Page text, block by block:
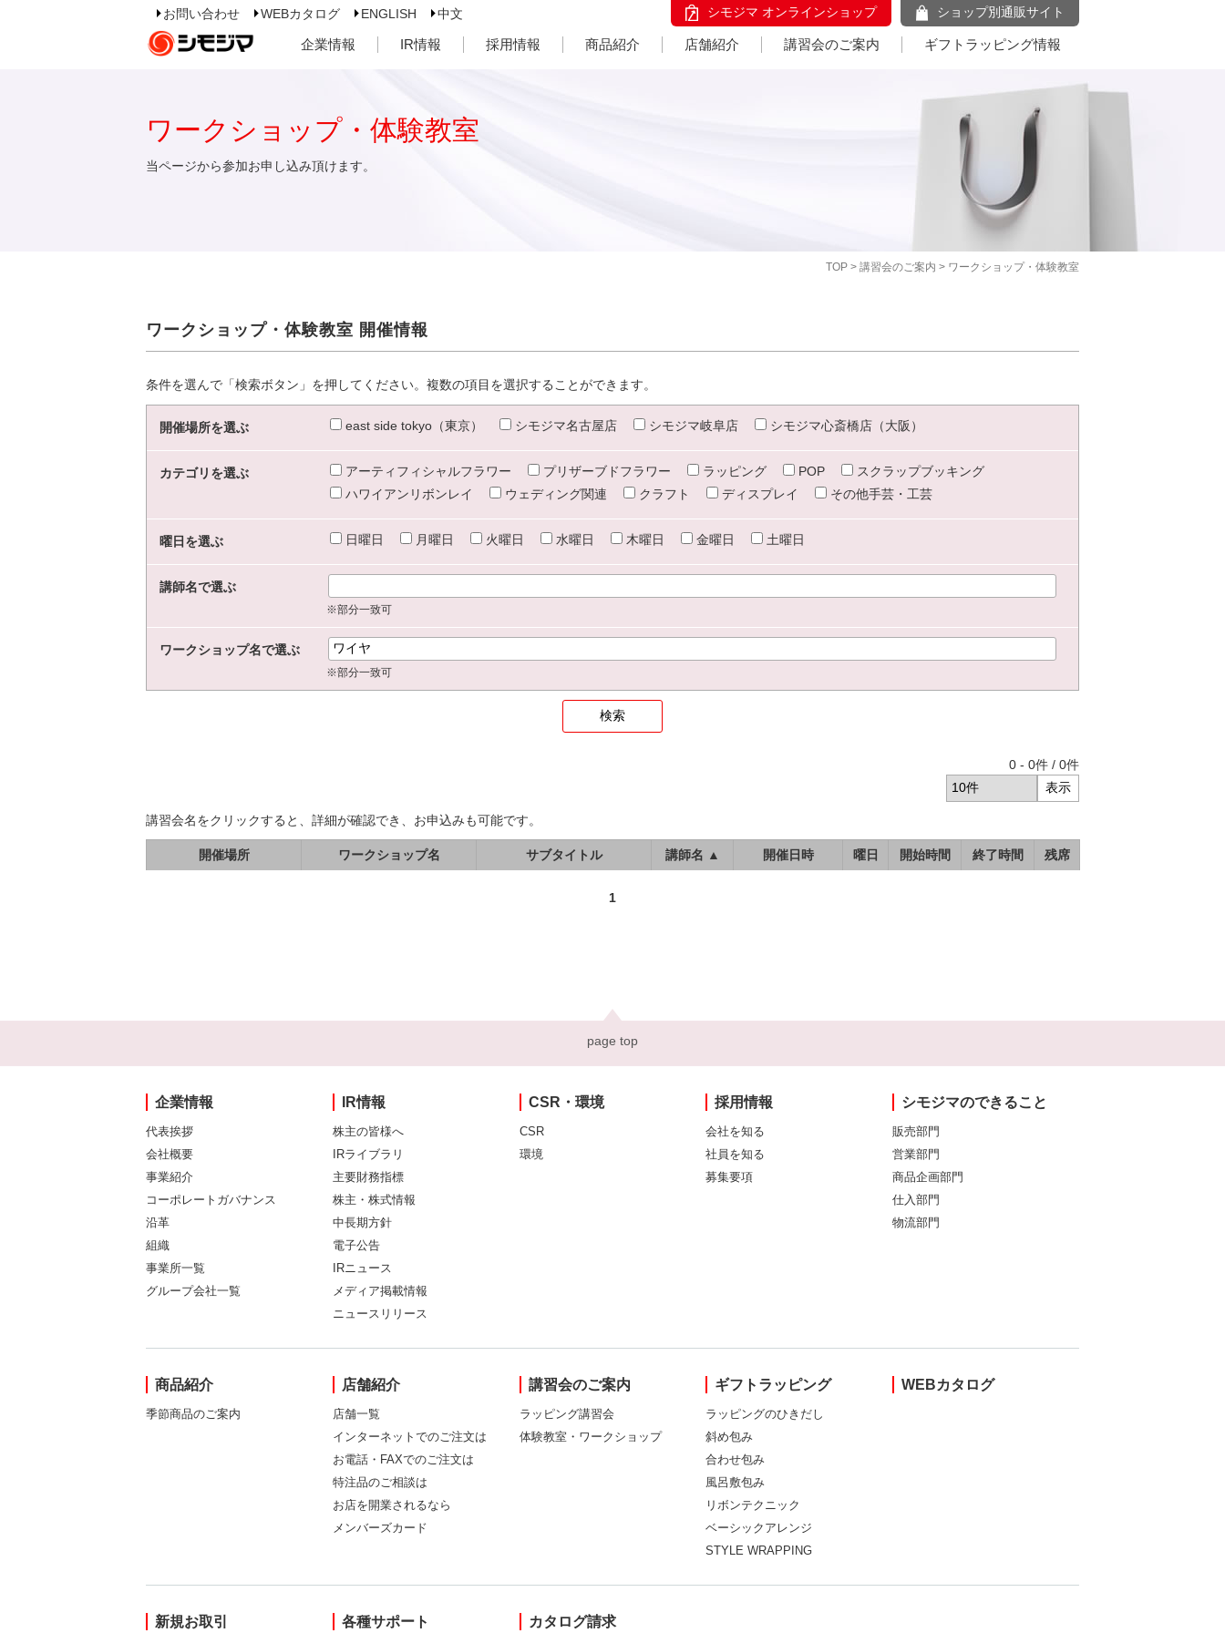
お問い合わせ WEBカタログ ENGLISH 中文 シモジマ オンラインショップ ショップ別通販サイト
企業情報 IR情報 採用情報 商品紹介 店舗紹介 講習会のご案内 ギフトラッピング情報
TOP > 講習会のご案内 > ワークショップ・体験教室
ワークショップ・体験教室
当ページから参加お申し込み頂けます。
ワークショップ・体験教室 開催情報
条件を選んで「検索ボタン」を押してください。複数の項目を選択することができます。
開催場所を選ぶ east side tokyo（東京） シモジマ名古屋店 シモジマ岐阜店 シモジマ心斎橋店（大阪）
カテゴリを選ぶ アーティフィシャルフラワー プリザーブドフラワー ラッピング POP
スクラップブッキング
ハワイアンリボンレイ
ウェディング関連 クラフト ディスプレイ その他手芸・工芸
曜日を選ぶ 日曜日 月曜日 火曜日 水曜日 木曜日 金曜日 土曜日
講師名で選ぶ
※部分一致可
ワークショップ名で選ぶ
※部分一致可
0 - 0件 / 0件
講習会名をクリックすると、詳細が確認でき、お申込みも可能です。
開催場所 ワークショップ名 サブタイトル 講師名 ▲ 開催日時 曜日 開始時間 終了時間 残席
1
page top
企業情報
代表挨拶
会社概要
事業紹介
コーポレートガバナンス
沿革
組織
事業所一覧
グループ会社一覧
IR情報
株主の皆様へ
IRライブラリ
主要財務指標
株主・株式情報
中長期方針
電子公告
IRニュース
メディア掲載情報
ニュースリリース
CSR・環境
CSR
環境
採用情報
会社を知る
社員を知る
募集要項
シモジマのできること
販売部門
営業部門
商品企画部門
仕入部門
物流部門
商品紹介
季節商品のご案内
店舗紹介
店舗一覧
インターネットでのご注文は
お電話・FAXでのご注文は
特注品のご相談は
お店を開業されるなら
メンバーズカード
講習会のご案内
ラッピング講習会
体験教室・ワークショップ
ギフトラッピング
ラッピングのひきだし
斜め包み
合わせ包み
風呂敷包み
リボンテクニック
ベーシックアレンジ
STYLE WRAPPING
WEBカタログ
新規お取引 各種サポート カタログ請求